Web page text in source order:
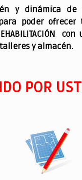
y dinámica de
poder ofrecer
y almacén.
POR